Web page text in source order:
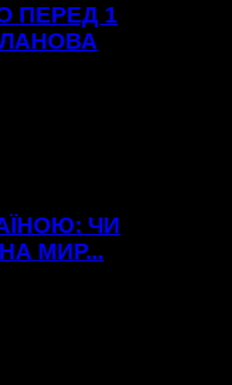
ПЕРЕД 1
ЧИ
МИР...